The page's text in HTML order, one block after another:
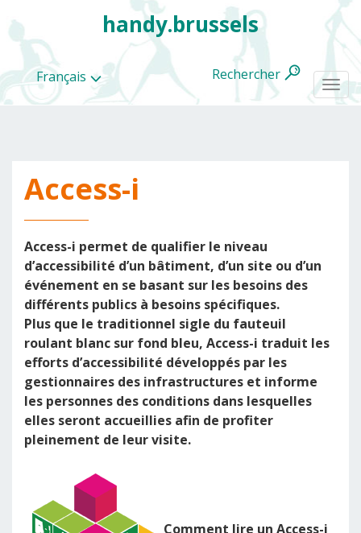
Français
handy.brussels
Rechercher
Access-i
Access-i permet de qualifier le niveau
d’accessibilité d’un bâtiment, d’un site ou d’un
événement en se basant sur les besoins des
différents publics à besoins spécifiques.
Plus que le traditionnel sigle du fauteuil
roulant blanc sur fond bleu, Access-i traduit les
efforts d’accessibilité développés par les
gestionnaires des infrastructures et informe
les personnes des conditions dans lesquelles
elles seront accueillies afin de profiter
pleinement de leur visite.
Comment lire un Access-i
Toutes
les
categories